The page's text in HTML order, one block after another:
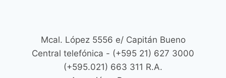
Mcal. López 5556 e/ Capitán Bueno
Central telefónica - (+595 21) 627 3000
(+595.021) 663 311 R.A.